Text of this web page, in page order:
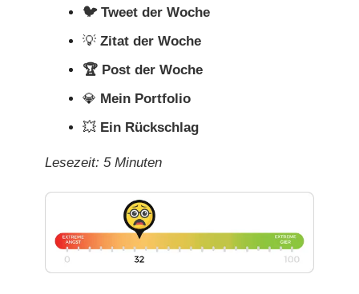
🐦 Tweet der Woche
💡 Zitat der Woche
🏆 Post der Woche
💎 Mein Portfolio
💥 Ein Rückschlag
Lesezeit: 5 Minuten